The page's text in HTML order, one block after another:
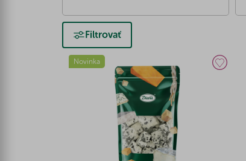
Filtrovať
Novinka